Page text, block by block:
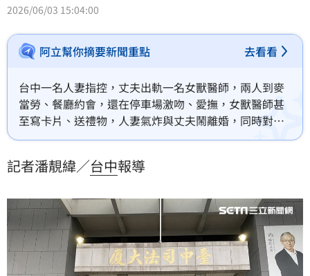
2026/06/03 15:04:00
阿立幫你摘要新聞重點 去看看
台中一名人妻指控，丈夫出軌一名女獸醫師，兩人到麥
當勞、餐廳約會，還在停車場激吻、愛撫，女獸醫師甚
至寫卡片、送禮物，人妻氣炸與丈夫鬧離婚，同時對小
三提告侵害配偶權，求償70萬元。女獸醫師坦承與人夫
採信，判決應賠償元配25萬元。
記者潘靚緯／台中報導